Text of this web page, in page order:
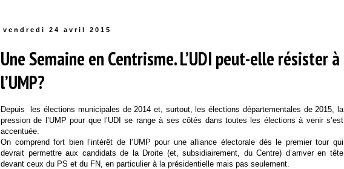
vendredi 24 avril 2015
Une Semaine en Centrisme. L’UDI peut-elle résister à
l’UMP?
Depuis
les élections municipales de 2014 et, surtout, les élections départementales de 2015, la
pression de l’UMP pour que l’UDI se range à ses côtés dans toutes les élections à venir s’est
accentuée.
On comprend fort bien l’intérêt de l’UMP pour une alliance électorale dès le premier tour qui
devrait permettre aux candidats de la Droite (et, subsidiairement, du Centre) d’arriver en tête
devant ceux du PS et du FN, en particulier à la présidentielle mais pas seulement.